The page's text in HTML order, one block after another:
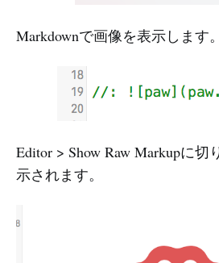
Markdownで画像を表示します。
Editor > Show Raw Markupに
示されます。